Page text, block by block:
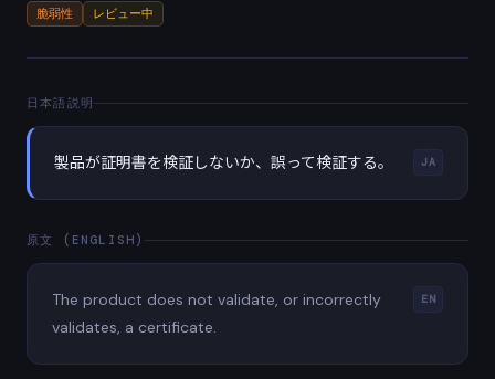
脆弱性 レビュー中
日本語説明
JA
製品が証明書を検証しないか、誤って検証する。
原文 (ENGLISH)
EN
The product does not validate, or incorrectly
validates, a certificate.